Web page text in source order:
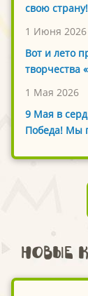
свою
1 Июня 2026
Вот и лето
творчества
1 Мая 2026
9 Мая в
Победа! Мы
Новые